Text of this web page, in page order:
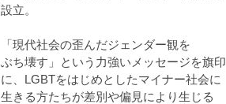
設立。
「現代社会の歪んだジェンダー観を
ぶち壊す」という力強いメッセージを旗印
に、LGBTをはじめとしたマイナー社会に
生きる方たちが差別や偏見により生じる